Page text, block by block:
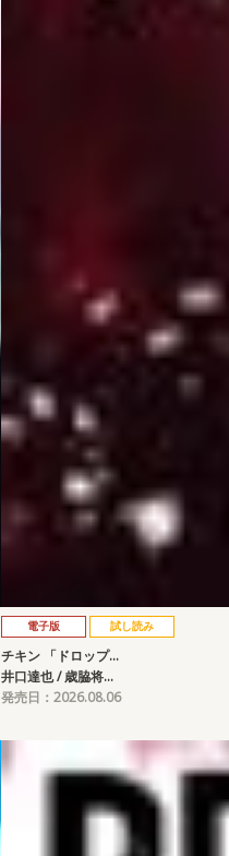
電子版 試し読み
チキン 「ドロップ…
井口達也 / 歳脇将…
発売日：2026.08.06